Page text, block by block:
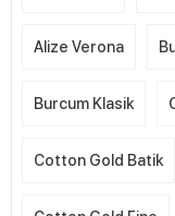
Alize Verona
Burcum Klasik
Cotton Gold Batik